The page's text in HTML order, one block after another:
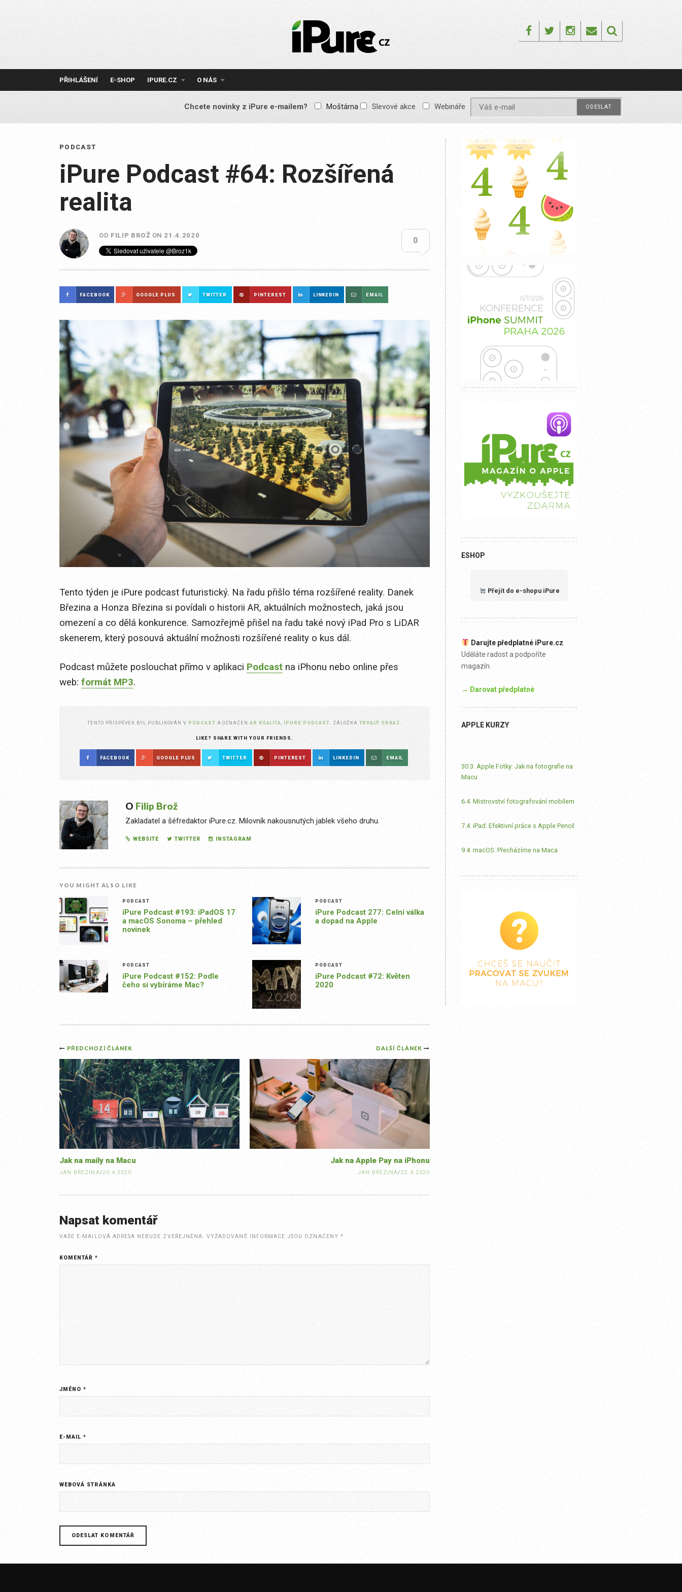
IPURE.CZ
Prémiový Apple e-
reklamy, žádné
obsah pro všechny
FacebookTwitterInstagram
Email
PŘIHLÁŠENÍ E-SHOP IPURE.CZ O NÁS
Chcete novinky z iPure e-mailem? Moštárna Slevové akce Webináře
PODCAST
iPure Podcast #64: Rozšířená
realita
OD FILIP BROŽ ON 21.4.2020
0
FACEBOOK GOOGLE PLUS TWITTER PINTEREST LINKEDIN EMAIL
Tento týden je iPure podcast futuristický. Na řadu přišlo téma rozšířené reality. Danek
Březina a Honza Březina si povídali o historii AR, aktuálních možnostech, jaká jsou
omezení a co dělá konkurence. Samozřejmě přišel na řadu také nový iPad Pro s LiDAR
skenerem, který posouvá aktuální možnosti rozšířené reality o kus dál.
Podcast můžete poslouchat přímo v aplikaci Podcast na iPhonu nebo online přes
web: formát MP3.
TENTO PŘÍSPĚVEK BYL PUBLIKOVÁN V PODCAST A OZNAČEN AR REALITA IPURE PODCAST . ZÁLOŽKA TRVALÝ ODKAZ
LIKE? SHARE WITH YOUR FRIENDS.
FACEBOOK GOOGLE PLUS TWITTER PINTEREST LINKEDIN EMAIL
O Filip Brož
Zakladatel a šéfredaktor iPure.cz. Milovník nakousnutých jablek všeho druhu.
WEBSITE TWITTER INSTAGRAM
YOU MIGHT ALSO LIKE
PODCAST
iPure Podcast #193: iPadOS 17
a macOS Sonoma – přehled
novinek
PODCAST
iPure Podcast 277: Celní válka
a dopad na Apple
PODCAST
iPure Podcast #152: Podle
čeho si vybíráme Mac?
PODCAST
iPure Podcast #72: Květen
2020
Post
navigation
DALŠÍ ČLÁNEK
Jak na Apple Pay na iPhonu
JAN BŘEZINA/22.4.2020
PŘEDCHOZÍ ČLÁNEK
Jak na maily na Macu
JAN BŘEZINA/20.4.2020
Napsat komentář
VAŠE E-MAILOVÁ ADRESA NEBUDE ZVEŘEJNĚNA. VYŽADOVANÉ INFORMACE JSOU OZNAČENY *
KOMENTÁŘ*
JMÉNO*
E-MAIL*
WEBOVÁ STRÁNKA
ESHOP
Přejít do e-shopu iPure
Darujte předplatné iPure.cz
Uděláte radost a podpoříte
magazín.
→ Darovat předplatné
APPLE KURZY
30.3. Apple Fotky: Jak na fotografie na
Macu
6.4. Mistrovství fotografování mobilem
7.4. iPad: Efektivní práce s Apple Pencil
9.4. macOS: Přecházíme na Maca